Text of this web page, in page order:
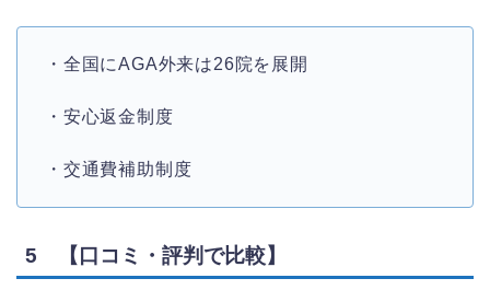
・全国にAGA外来は26院を展開
・安心返金制度
・交通費補助制度
5 【口コミ・評判で比較】